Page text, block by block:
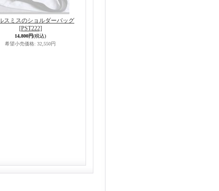
スミスのショルダーバッグ
[PST222]
14,800円(税込)
希望小売価格: 32,550円